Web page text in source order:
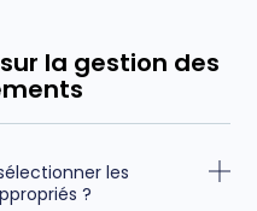
la gestion des
les
?